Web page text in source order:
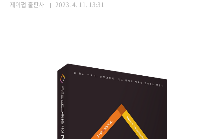
제이펍 출판사 2023. 4. 11. 13:31